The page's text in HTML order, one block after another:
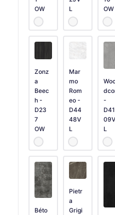
OW
L
OW
Zonz
a
Beec
h -
D23
7
OW
Mar
mo
Rom
eo -
D44
48V
L
-
D41
09V
L
Béto
Pietr
a
Grigi